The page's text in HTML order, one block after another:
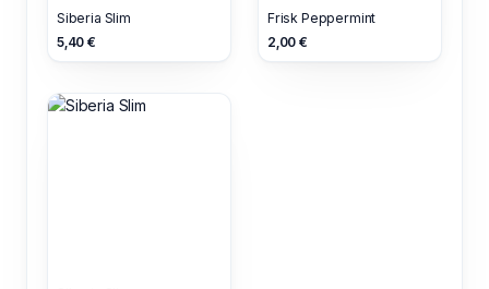
Siberia Slim
5,40 €
Frisk Peppermint
2,00 €